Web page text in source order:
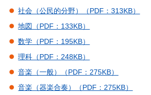
社会（公民的分野）（PDF：313KB）
地図（PDF：133KB）
数学（PDF：195KB）
理科（PDF：248KB）
音楽（一般）（PDF：275KB）
音楽（器楽合奏）（PDF：275KB）